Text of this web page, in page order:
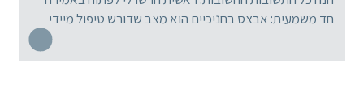
חד משמעית: אבצס בחניכיים הוא מצב שדורש טיפול מיידי